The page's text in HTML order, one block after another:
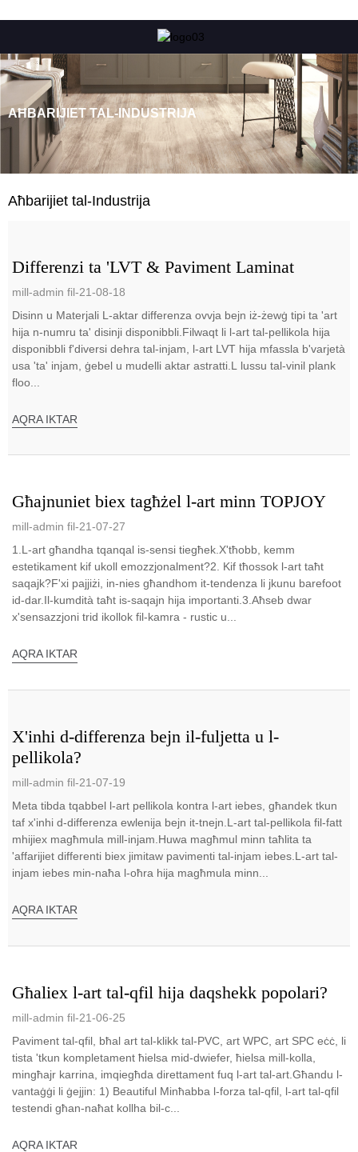
AĦBARIJIET TAL-INDUSTRIJA
Aħbarijiet tal-Industrija
Differenzi ta 'LVT & Paviment Laminat
mill-admin fil-21-08-18
Disinn u Materjali L-aktar differenza ovvja bejn iż-żewġ tipi ta 'art
hija n-numru ta' disinji disponibbli.Filwaqt li l-art tal-pellikola hija
disponibbli f'diversi dehra tal-injam, l-art LVT hija mfassla b'varjetà
usa 'ta' injam, ġebel u mudelli aktar astratti.L lussu tal-vinil plank
floo...
AQRA IKTAR
Għajnuniet biex tagħżel l-art minn TOPJOY
mill-admin fil-21-07-27
1️.L-art għandha tqanqal is-sensi tiegħek.X'tħobb, kemm
estetikament kif ukoll emozzjonalment?2. Kif tħossok l-art taħt
saqajk?F'xi pajjiżi, in-nies għandhom it-tendenza li jkunu barefoot
id-dar.Il-kumdità taħt is-saqajn hija importanti.3️.Aħseb dwar
x'sensazzjoni trid ikollok fil-kamra - rustic u...
AQRA IKTAR
X'inhi d-differenza bejn il-fuljetta u l-
pellikola?
mill-admin fil-21-07-19
Meta tibda tqabbel l-art pellikola kontra l-art iebes, għandek tkun
taf x'inhi d-differenza ewlenija bejn it-tnejn.L-art tal-pellikola fil-fatt
mhijiex magħmula mill-injam.Huwa magħmul minn taħlita ta
'affarijiet differenti biex jimitaw pavimenti tal-injam iebes.L-art tal-
injam iebes min-naħa l-oħra hija magħmula minn...
AQRA IKTAR
Għaliex l-art tal-qfil hija daqshekk popolari?
mill-admin fil-21-06-25
Paviment tal-qfil, bħal art tal-klikk tal-PVC, art WPC, art SPC eċċ, li
tista 'tkun kompletament ħielsa mid-dwiefer, ħielsa mill-kolla,
mingħajr karrina, imqiegħda direttament fuq l-art tal-art.Għandu l-
vantaġġi li ġejjin: 1) Beautiful Minħabba l-forza tal-qfil, l-art tal-qfil
testendi għan-naħat kollha bil-c...
AQRA IKTAR